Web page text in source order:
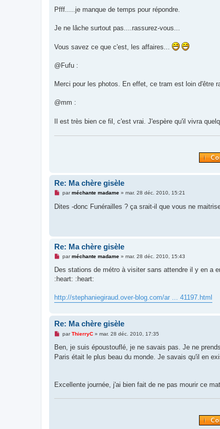
s
g
o
n
u
Pfff.....je manque de temps pour répondre.
Je ne lâche surtout pas....rassurez-vous...
Vous savez ce que c'est, les affaires...
@Fufu :
Merci pour les photos. En effet, ce tram est loin d'être
@mm :
Il est très bien ce fil, c'est vrai. J'espère qu'il vivra
Re: Ma chère gisèle
M
s
s
n
n
u
parméchante madame» mar. 28 déc. 2010, 15:21
Dites -donc Funérailles ? ça srait-il que vous ne
Re: Ma chère gisèle
M
s
a
n
l
u
parméchante madame» mar. 28 déc. 2010, 15:43
Des stations de métro à visiter sans attendre il y en a
:heart: :heart:
http://stephaniegiraud.over-blog.com/ar ... 41197.html
Re: Ma chère gisèle
M
s
a
o
n
parThierryC» mar. 28 déc. 2010, 17:35
Ben, je suis époustouflé, je ne savais pas. Je ne
Paris était le plus beau du monde. Je savais qu'il en
Excellente journée, j'ai bien fait de ne pas mourir ce